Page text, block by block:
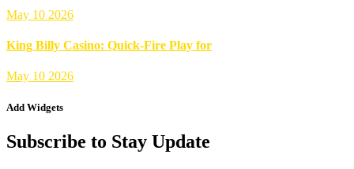
May 10 2026
King Billy Casino: Quick‑Fire Play for
May 10 2026
Add Widgets
Subscribe to Stay Update